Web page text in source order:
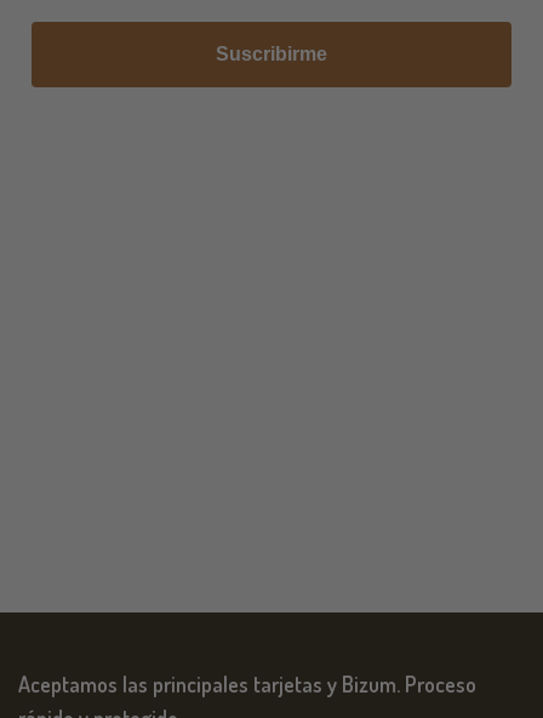
Suscribirme
Aceptamos las principales tarjetas y Bizum. Proceso